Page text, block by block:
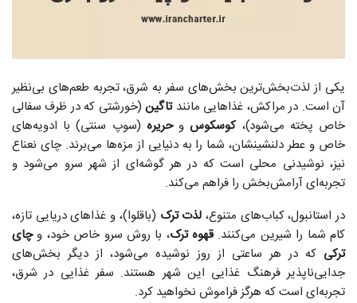
یکی از لذت‌بخش‌ترین بخش‌های سفر به شرق، تجربه طعم‌های بی‌نظیر
آن است. در مراکش، غذاهایی مانندتاگین(خورشتی که در ظرف سفالی
خاص پخته می‌شود)،کوسکوس وحریره (سوپ سنتی) با ادویه‌های
خاص و عطر دلنشینشان، شما را به دنیایی از مزه‌ها می‌برند. چای نعناع
نیز، نوشیدنی محلی است که در هر گوشه‌ای از شهر سرو می‌شود و
تجربه‌ای آرامش‌بخش را فراهم می‌کند.
در استانبول، کباب‌های متنوع، لذت ترک (باقلوا)، و غذاهای دریایی تازه،
کام شما را شیرین می‌کنند. قهوه ترک، با روش سرو خاص خود، وچای
ترکی که در هر ساعتی از روز نوشیده می‌شود، از دیگر بخش‌های
جدایی‌ناپذیر فرهنگ غذایی این شهر هستند. سفر غذایی در شرق،
تجربه‌ای است که هرگز فراموش نخواهید کرد.